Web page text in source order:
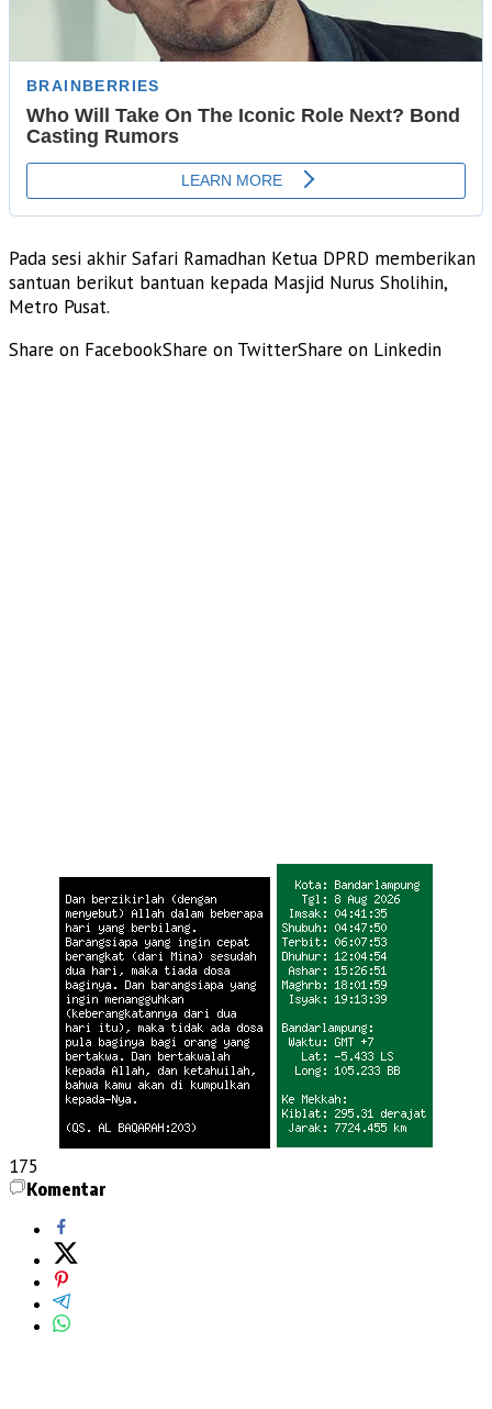
Pada sesi akhir Safari Ramadhan Ketua DPRD memberikan
santuan berikut bantuan kepada Masjid Nurus Sholihin,
Metro Pusat.
Share on FacebookShare on TwitterShare on Linkedin
175
Komentar